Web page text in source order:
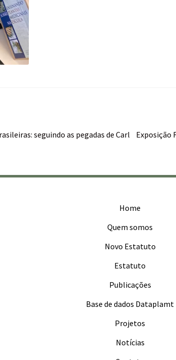
seguindo as pegadas de Carl
Exposição
Home
Quem somos
Novo Estatuto
Estatuto
Publicações
Base de dados Dataplamt
Projetos
Notícias